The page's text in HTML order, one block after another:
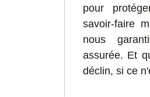
pour
savoir-faire
nous
assurée. Et
déclin, si ce